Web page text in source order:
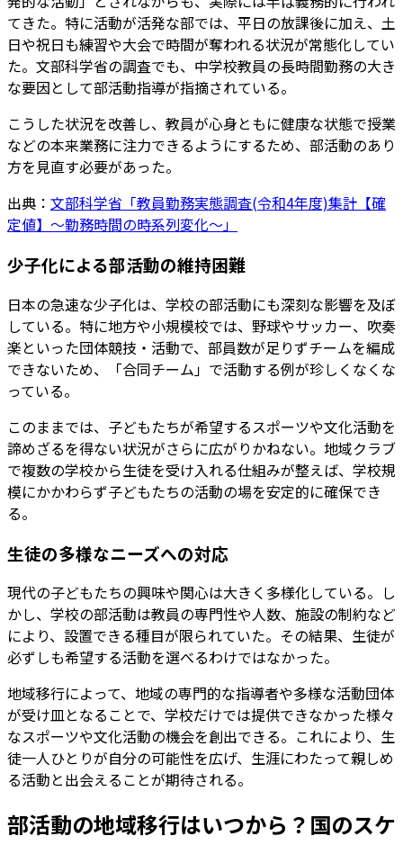
てきた。特に活動が活発な部では、平日の放課後に加え、土
日や祝日も練習や大会で時間が奪われる状況が常態化してい
た。文部科学省の調査でも、中学校教員の長時間勤務の大き
な要因として部活動指導が指摘されている。
こうした状況を改善し、教員が心身ともに健康な状態で授業
などの本来業務に注力できるようにするため、部活動のあり
方を見直す必要があった。
出典： 文部科学省「教員勤務実態調査(令和4年度)集計【確
定値】～勤務時間の時系列変化～」
少子化による部活動の維持困難
日本の急速な少子化は、学校の部活動にも深刻な影響を及ぼ
している。特に地方や小規模校では、野球やサッカー、吹奏
楽といった団体競技・活動で、部員数が足りずチームを編成
できないため、「合同チーム」で活動する例が珍しくなくな
っている。
このままでは、子どもたちが希望するスポーツや文化活動を
諦めざるを得ない状況がさらに広がりかねない。地域クラブ
で複数の学校から生徒を受け入れる仕組みが整えば、学校規
模にかかわらず子どもたちの活動の場を安定的に確保でき
る。
生徒の多様なニーズへの対応
現代の子どもたちの興味や関心は大きく多様化している。し
かし、学校の部活動は教員の専門性や人数、施設の制約など
により、設置できる種目が限られていた。その結果、生徒が
必ずしも希望する活動を選べるわけではなかった。
地域移行によって、地域の専門的な指導者や多様な活動団体
が受け皿となることで、学校だけでは提供できなかった様々
なスポーツや文化活動の機会を創出できる。これにより、生
徒一人ひとりが自分の可能性を広げ、生涯にわたって親しめ
る活動と出会えることが期待される。
部活動の地域移行はいつから？国のスケ